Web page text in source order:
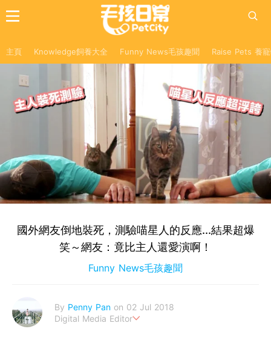
主頁 Knowledge飼養大全 Funny News毛孩趣聞 Raise Pets 養
國外網友倒地裝死，測驗喵星人的反應...結果超爆
笑～網友：竟比主人還愛演啊！
Funny News毛孩趣聞
By Penny Pan on 02 Jul 2018
Digital Media Editor